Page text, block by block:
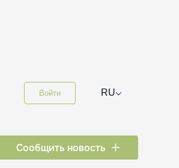
Войти RU⌵
Сообщить новость